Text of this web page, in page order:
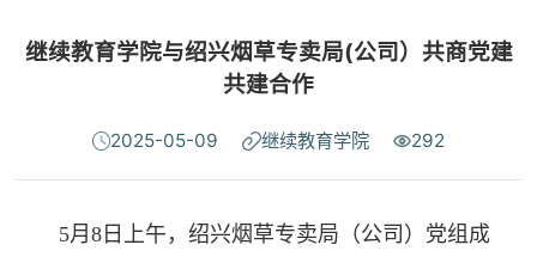
继续教育学院与绍兴烟草专卖局(公司）共商党建
共建合作
2025-05-09 继续教育学院 292
5月8日上午，绍兴烟草专卖局（公司）党组成